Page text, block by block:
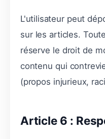
L'utilisateur peut
sur les articles.
réserve le droit de
contenu qui
(propos injurieux,
Article 6 :